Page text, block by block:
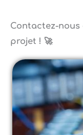
projet ! 🚀